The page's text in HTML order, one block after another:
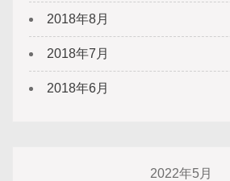
2018年8月
2018年7月
2018年6月
2022年5月